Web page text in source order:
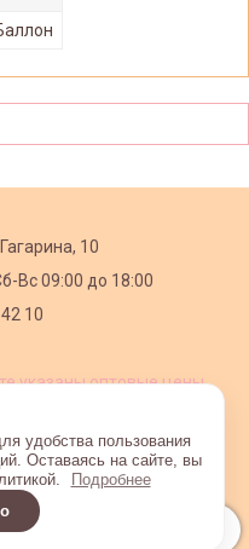
10
Вс 09:00 до 18:00
10
указаны оптовые цены,
на InSales
удобства пользования
Оставаясь на сайте, вы
Подробнее